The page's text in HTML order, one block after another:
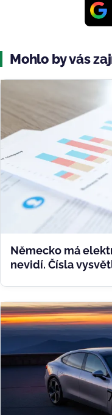
Mohlo by vás
Německo má
nevidí. Čísla